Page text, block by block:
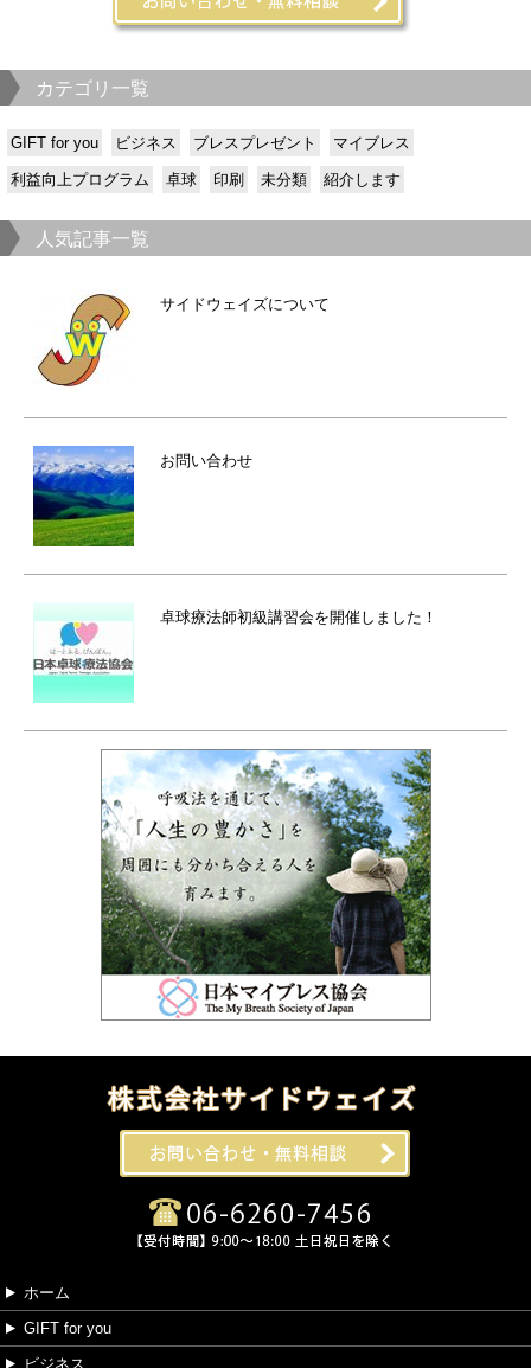
カテゴリ一覧
GIFT for you ビジネス ブレスプレゼント マイブレス
利益向上プログラム 卓球 印刷 未分類 紹介します
人気記事一覧
サイドウェイズについて
お問い合わせ
卓球療法師初級講習会を開催しました！
ホーム
GIFT for you
ビジネス